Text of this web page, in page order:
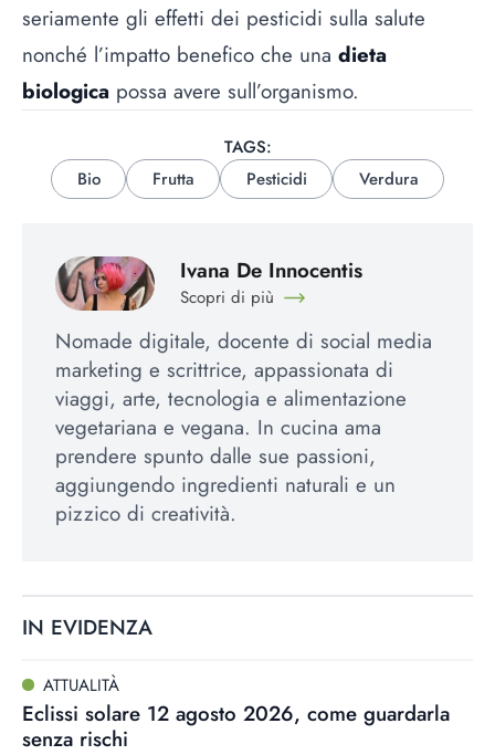
seriamente gli effetti dei pesticidi sulla salute
nonché l’impatto benefico che una dieta
biologica possa avere sull’organismo.
TAGS:
Bio
Frutta Pesticidi Verdura
Ivana De Innocentis
Scopri di più
Nomade digitale, docente di social media
marketing e scrittrice, appassionata di
viaggi, arte, tecnologia e alimentazione
vegetariana e vegana. In cucina ama
prendere spunto dalle sue passioni,
aggiungendo ingredienti naturali e un
pizzico di creatività.
IN EVIDENZA
ATTUALITÀ
Eclissi solare 12 agosto 2026, come guardarla
senza rischi